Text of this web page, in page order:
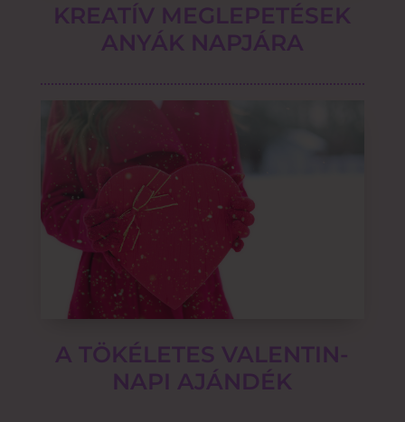
KREATÍV MEGLEPETÉSEK
ANYÁK NAPJÁRA
A TÖKÉLETES VALENTIN-
NAPI AJÁNDÉK